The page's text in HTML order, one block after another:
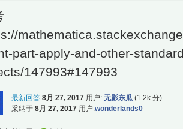
part-apply-and-other-
147993#147993
最新回答 8月 27, 2017 用户: 无影东瓜 (1.2k 分)
采纳于 8月 27, 2017 用户:wonderlands0